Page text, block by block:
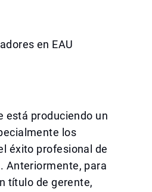
en EAU
está produciendo un
los
éxito profesional de
Anteriormente, para
título de gerente,